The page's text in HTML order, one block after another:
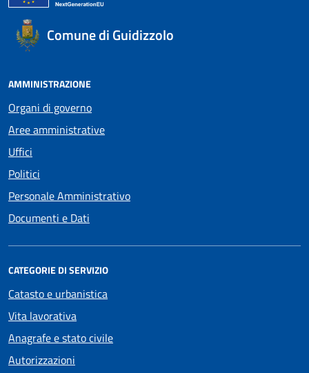
Comune di Guidizzolo
AMMINISTRAZIONE
Organi di governo
Aree amministrative
Uffici
Politici
Personale Amministrativo
Documenti e Dati
CATEGORIE DI SERVIZIO
Catasto e urbanistica
Vita lavorativa
Anagrafe e stato civile
Autorizzazioni